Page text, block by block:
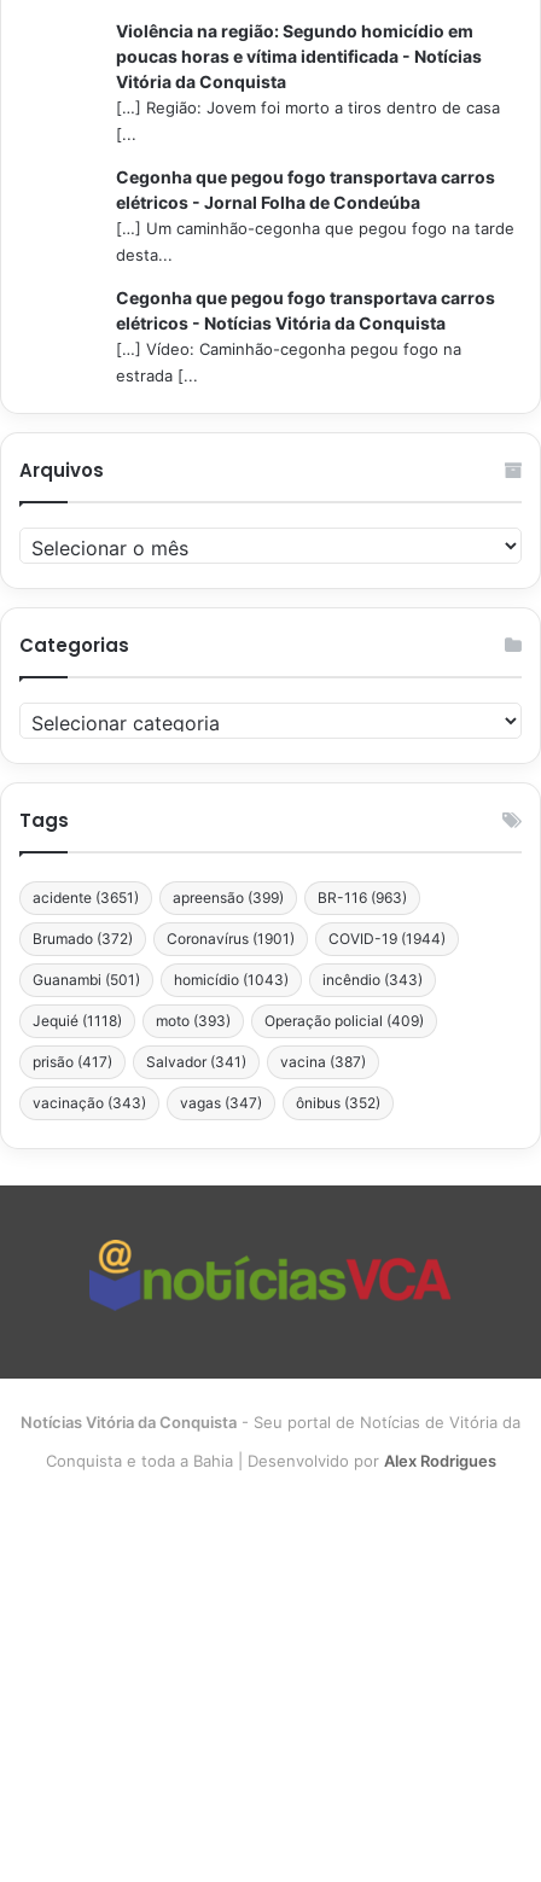
Violência na região: Segundo homicídio em
poucas horas e vítima identificada - Notícias
Vitória da Conquista
[…] Região: Jovem foi morto a tiros dentro de casa
[...
Cegonha que pegou fogo transportava carros
elétricos - Jornal Folha de Condeúba
[…] Um caminhão-cegonha que pegou fogo na tarde
desta...
Cegonha que pegou fogo transportava carros
elétricos - Notícias Vitória da Conquista
[…] Vídeo: Caminhão-cegonha pegou fogo na
estrada [...
Arquivos
Arquivos
Categorias
Categorias
Tags
acidente (3651) apreensão (399) BR-116 (963)
Brumado (372) Coronavírus (1901) COVID-19 (1944)
Guanambi (501) homicídio (1043) incêndio (343)
Jequié (1118) moto (393) Operação policial (409)
prisão (417) Salvador (341) vacina (387)
vacinação (343) vagas (347) ônibus (352)
Notícias Vitória da Conquista - Seu portal de Notícias de Vitória da
Conquista e toda a Bahia | Desenvolvido por Alex Rodrigues